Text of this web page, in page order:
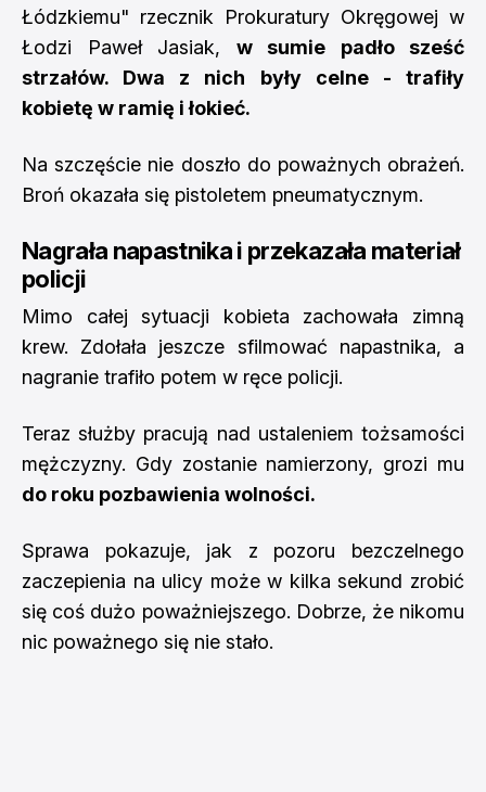
Łódzkiemu" rzecznik Prokuratury Okręgowej w
Łodzi Paweł Jasiak, w sumie padło sześć
strzałów. Dwa z nich były celne - trafiły
kobietę w ramię i łokieć.
Na szczęście nie doszło do poważnych obrażeń.
Broń okazała się pistoletem pneumatycznym.
Nagrała napastnika i przekazała materiał
policji
Mimo całej sytuacji kobieta zachowała zimną
krew. Zdołała jeszcze sfilmować napastnika, a
nagranie trafiło potem w ręce policji.
Teraz służby pracują nad ustaleniem tożsamości
mężczyzny. Gdy zostanie namierzony, grozi mu
do roku pozbawienia wolności.
Sprawa pokazuje, jak z pozoru bezczelnego
zaczepienia na ulicy może w kilka sekund zrobić
się coś dużo poważniejszego. Dobrze, że nikomu
nic poważnego się nie stało.